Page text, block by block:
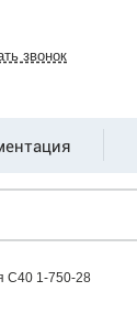
звонок
С40 1-750-28